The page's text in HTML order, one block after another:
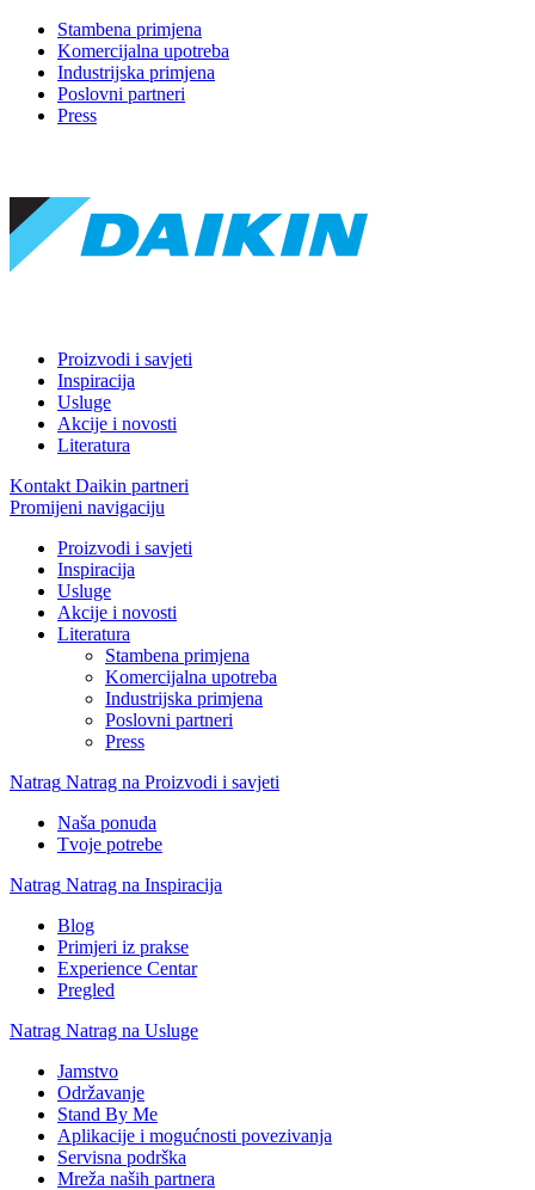
Stambena primjena
Komercijalna upotreba
Industrijska primjena
Poslovni partneri
Press
Proizvodi i savjeti
Inspiracija
Usluge
Akcije i novosti
Literatura
Kontakt Daikin partneri
Promijeni navigaciju
Proizvodi i savjeti
Inspiracija
Usluge
Akcije i novosti
Literatura
Stambena primjena
Komercijalna upotreba
Industrijska primjena
Poslovni partneri
Press
Natrag Natrag na Proizvodi i savjeti
Naša ponuda
Tvoje potrebe
Natrag Natrag na Inspiracija
Blog
Primjeri iz prakse
Experience Centar
Pregled
Natrag Natrag na Usluge
Jamstvo
Održavanje
Stand By Me
Aplikacije i mogućnosti povezivanja
Servisna podrška
Mreža naših partnera